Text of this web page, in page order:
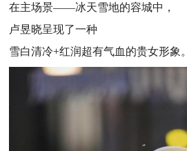
在主场景——冰天雪地的容城中，
卢昱晓呈现了一种
雪白清冷+红润超有气血的贵女形象。